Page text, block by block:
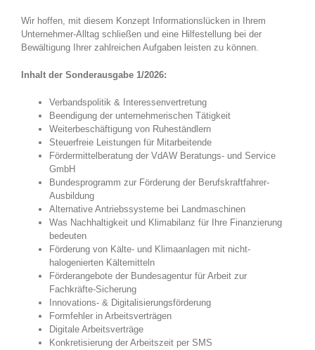
Wir hoffen, mit diesem Konzept Informationslücken in Ihrem
Unternehmer-Alltag schließen und eine Hilfestellung bei der
Bewältigung Ihrer zahlreichen Aufgaben leisten zu können.
Inhalt der Sonderausgabe 1/2026:
Verbandspolitik & Interessenvertretung
Beendigung der unternehmerischen Tätigkeit
Weiterbeschäftigung von Ruheständlern
Steuerfreie Leistungen für Mitarbeitende
Fördermittelberatung der VdAW Beratungs- und Service
GmbH
Bundesprogramm zur Förderung der Berufskraftfahrer-
Ausbildung
Alternative Antriebssysteme bei Landmaschinen
Was Nachhaltigkeit und Klimabilanz für Ihre Finanzierung
bedeuten
Förderung von Kälte- und Klimaanlagen mit nicht-
halogenierten Kältemitteln
Förderangebote der Bundesagentur für Arbeit zur
Fachkräfte-Sicherung
Innovations- & Digitalisierungsförderung
Formfehler in Arbeitsverträgen
Digitale Arbeitsverträge
Konkretisierung der Arbeitszeit per SMS